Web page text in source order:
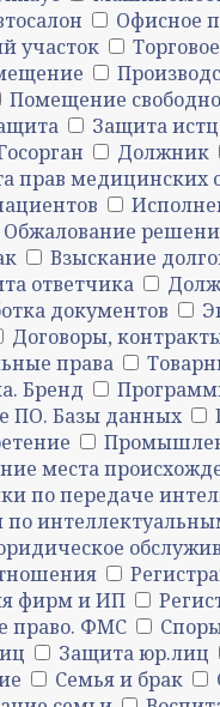
Офисное
участок
Помещение
Защита
Должник
прав медицинских
Обжалование
Взыскание
ответчика
документов
Договоры,
права
Бренд
ПО. Базы данных
места
по передаче
по
фирм и ИП
право. ФМС
Защита юр.лиц
Семья и брак